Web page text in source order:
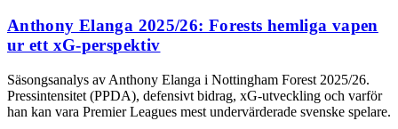
Anthony Elanga 2025/26: Forests hemliga vapen
ur ett xG-perspektiv
Säsongsanalys av Anthony Elanga i Nottingham Forest 2025/26.
Pressintensitet (PPDA), defensivt bidrag, xG-utveckling och varför
han kan vara Premier Leagues mest undervärderade svenske spelare.